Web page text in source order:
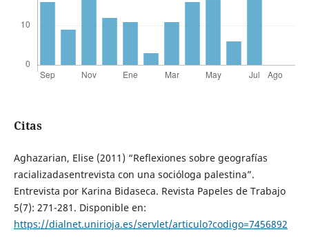
Citas
Aghazarian, Elise (2011) “Reflexiones sobre geografías
racializadasentrevista con una socióloga palestina”.
Entrevista por Karina Bidaseca. Revista Papeles de Trabajo
5(7): 271-281. Disponible en:
https://dialnet.unirioja.es/servlet/articulo?codigo=7456892